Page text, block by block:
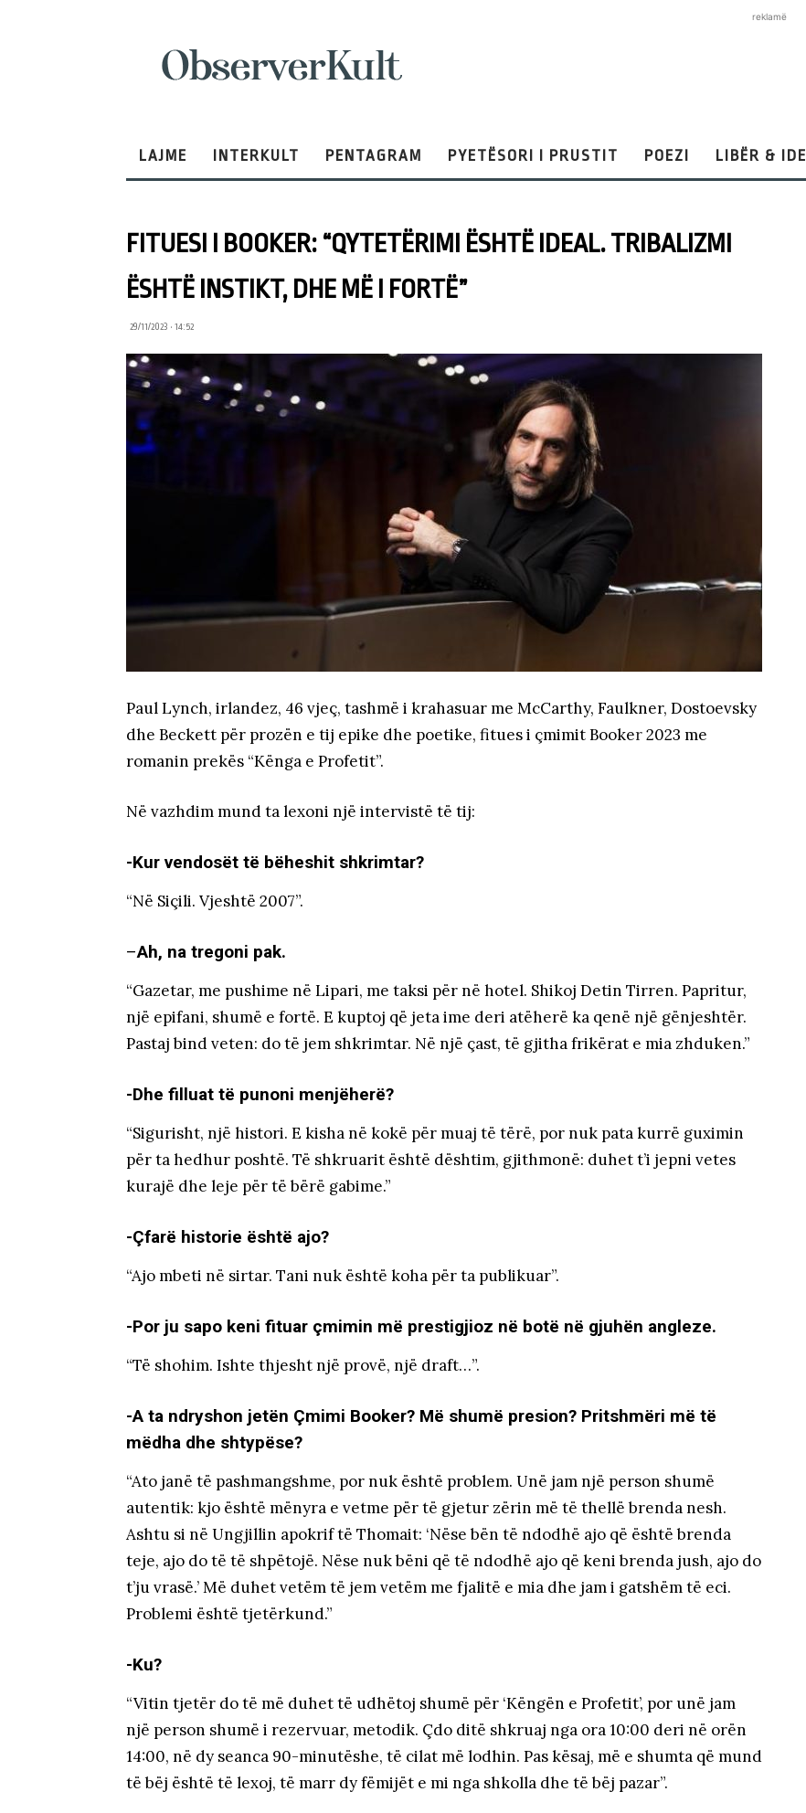
reklamë
LAJME INTERKULT PENTAGRAM PYETËSORI I PRUSTIT POEZI LIBËR & IDE
FITUESI I BOOKER: “QYTETËRIMI ËSHTË IDEAL. TRIBALIZMI
ËSHTË INSTIKT, DHE MË I FORTË”
29/11/2023 • 14:52
Paul Lynch, irlandez, 46 vjeç, tashmë i krahasuar me McCarthy, Faulkner, Dostoevsky
dhe Beckett për prozën e tij epike dhe poetike, fitues i çmimit Booker2023 me
romanin prekës “Kënga e Profetit”.
Në vazhdim mund ta lexoni një intervistë të tij:
-Kur vendosët të bëheshit shkrimtar?
“Në Siçili. Vjeshtë 2007”.
–Ah, na tregoni pak.
“Gazetar, me pushime në Lipari, me taksi për në hotel. Shikoj Detin Tirren. Papritur,
një epifani, shumë e fortë. E kuptoj që jeta ime deri atëherë ka qenë një gënjeshtër.
Pastaj bind veten: do të jem shkrimtar. Në një çast, të gjitha frikërat e mia zhduken.”
-Dhe filluat të punoni menjëherë?
“Sigurisht, një histori. E kisha në kokë për muaj të tërë, por nuk pata kurrë guximin
për ta hedhur poshtë. Të shkruarit është dështim, gjithmonë: duhet t’i jepni vetes
kurajë dhe leje për të bërë gabime.”
-Çfarë historie është ajo?
“Ajo mbeti në sirtar. Tani nuk është koha për ta publikuar”.
-Por ju sapo keni fituar çmimin më prestigjioz në botë në gjuhën angleze.
“Të shohim. Ishte thjesht një provë, një draft…”.
-A ta ndryshon jetën Çmimi Booker? Më shumë presion? Pritshmëri më të
mëdha dhe shtypëse?
“Ato janë të pashmangshme, por nuk është problem. Unë jam një person shumë
autentik: kjo është mënyra e vetme për të gjetur zërin më të thellë brenda nesh.
Ashtu si në Ungjillin apokrif të Thomait: ‘Nëse bën të ndodhë ajo që është brenda
teje, ajo do të të shpëtojë. Nëse nuk bëni që të ndodhë ajo që keni brenda jush, ajo do
t’ju vrasë.’ Më duhet vetëm të jem vetëm me fjalitë e mia dhe jam i gatshëm të eci.
Problemi është tjetërkund.”
-Ku?
“Vitin tjetër do të më duhet të udhëtoj shumë për ‘Këngën e Profetit’, por unë jam
një person shumë i rezervuar, metodik. Çdo ditë shkruaj nga ora 10:00 deri në orën
14:00, në dy seanca 90-minutëshe, të cilat më lodhin. Pas kësaj, më e shumta që mund
të bëj është të lexoj, të marr dy fëmijët e mi nga shkolla dhe të bëj pazar”.